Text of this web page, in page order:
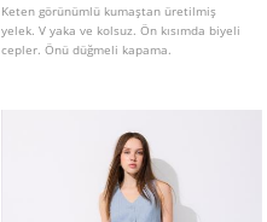
Keten görünümlü kumaştan üretilmiş
yelek. V yaka ve kolsuz. Ön kısımda biyeli
cepler. Önü düğmeli kapama.